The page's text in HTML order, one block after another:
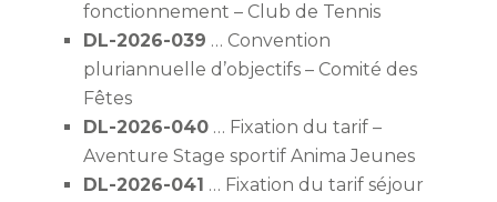
fonctionnement – Club de Tennis
DL-2026-039 … Convention
pluriannuelle d’objectifs – Comité des
Fêtes
DL-2026-040 … Fixation du tarif –
Aventure Stage sportif Anima Jeunes
DL-2026-041 … Fixation du tarif séjour